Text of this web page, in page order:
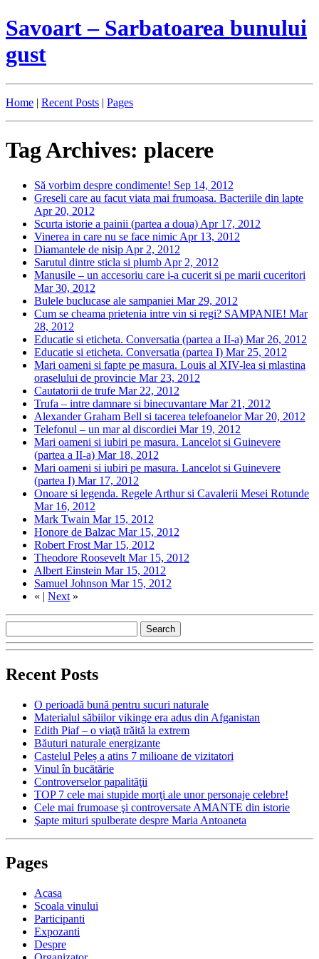
Savoart – Sarbatoarea bunului
gust
Home | Recent Posts | Pages
Tag Archives: placere
Să vorbim despre condimente! Sep 14, 2012
Greseli care au facut viata mai frumoasa. Bacteriile din lapte
Apr 20, 2012
Scurta istorie a painii (partea a doua) Apr 17, 2012
Vinerea in care nu se face nimic Apr 13, 2012
Diamantele de nisip Apr 2, 2012
Sarutul dintre sticla si plumb Apr 2, 2012
Manusile – un accesoriu care i-a cucerit si pe marii cuceritori
Mar 30, 2012
Bulele buclucase ale sampaniei Mar 29, 2012
Cum se cheama prietenia intre vin si regi? SAMPANIE! Mar
28, 2012
Educatie si eticheta. Conversatia (partea a II-a) Mar 26, 2012
Educatie si eticheta. Conversatia (partea I) Mar 25, 2012
Mari oameni si fapte pe masura. Louis al XIV-lea si mlastina
oraselului de provincie Mar 23, 2012
Cautatorii de trufe Mar 22, 2012
Trufa – intre damnare si binecuvantare Mar 21, 2012
Alexander Graham Bell si tacerea telefoanelorMar 20, 2012
Telefonul – un mar al discordiei Mar 19, 2012
Mari oameni si iubiri pe masura. Lancelot si Guinevere
(partea a II-a) Mar 18, 2012
Mari oameni si iubiri pe masura. Lancelot si Guinevere
(partea I) Mar 17, 2012
Onoare si legenda. Regele Arthur si Cavalerii Mesei Rotunde
Mar 16, 2012
Mark Twain Mar 15, 2012
Honore de Balzac Mar 15, 2012
Robert Frost Mar 15, 2012
Theodore Roosevelt Mar 15, 2012
Albert Einstein Mar 15, 2012
Samuel Johnson Mar 15, 2012
« | Next »
Recent Posts
O perioadă bună pentru sucuri naturale
Materialul săbiilor vikinge era adus din Afganistan
Edith Piaf – o viaţă trăită la extrem
Băuturi naturale energizante
Castelul Peleș a atins 7 milioane de vizitatori
Vinul în bucătărie
Controverselor papalităţii
TOP 7 cele mai stupide morţi ale unor personaje celebre!
Cele mai frumoase şi controversate AMANTE din istorie
Şapte mituri spulberate despre Maria Antoaneta
Pages
Acasa
Scoala vinului
Participanti
Expozanti
Despre